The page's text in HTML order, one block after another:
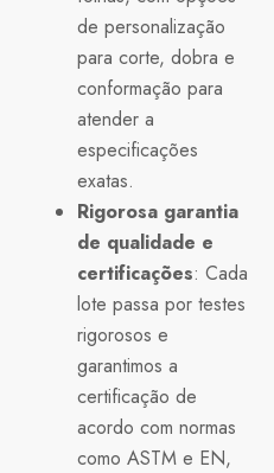
de personalização
para corte, dobra e
conformação para
atender a
especificações
exatas.
Rigorosa garantia
de qualidade e
certificações: Cada
lote passa por testes
rigorosos e
garantimos a
certificação de
acordo com normas
como ASTM e EN,